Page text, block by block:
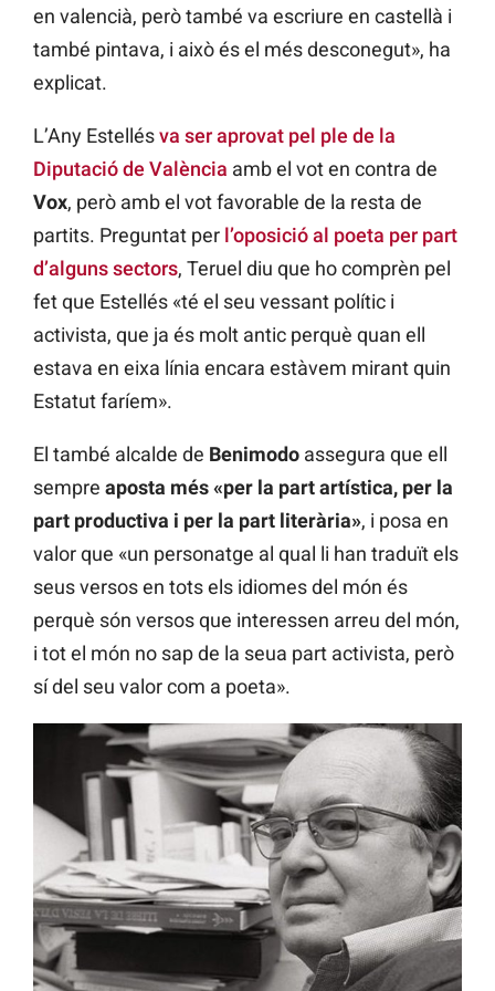
en valencià, però també va escriure en castellà i
també pintava, i això és el més desconegut», ha
explicat.
L’Any Estellésva ser aprovat pel ple de la
Diputació de València amb el vot en contra de
Vox, però amb el vot favorable de la resta de
partits. Preguntat per l’oposició al poeta per part
d’alguns sectors, Teruel diu que ho comprèn pel
fet que Estellés «té el seu vessant polític i
activista, que ja és molt antic perquè quan ell
estava en eixa línia encara estàvem mirant quin
Estatut faríem».
El també alcalde de Benimodo assegura que ell
sempre aposta més «per la part artística, per la
part productiva i per la part literària», i posa en
valor que «un personatge al qual li han traduït els
seus versos en tots els idiomes del món és
perquè són versos que interessen arreu del món,
i tot el món no sap de la seua part activista, però
sí del seu valor com a poeta».